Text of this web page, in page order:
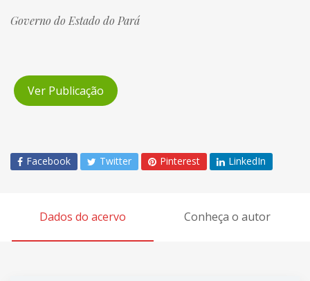
Governo do Estado do Pará
Ver Publicação
Facebook Twitter Pinterest LinkedIn
Dados do acervo Conheça o autor